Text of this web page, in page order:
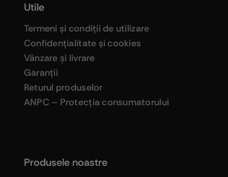
Produsele noastre
Utile
Termeni şi condiţii de utilizare
Confidenţialitate şi cookies
Vânzare şi livrare
Garanţii
Returul produselor
ANPC – Protecţia consumatorului